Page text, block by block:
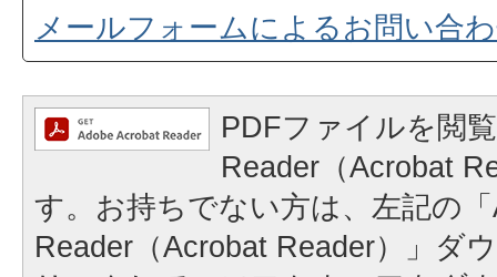
メールフォームによるお問い合
PDFファイルを閲
Reader（Acrobat
す。お持ちでない方は、左記の
Reader（Acrobat Reader）」ダ